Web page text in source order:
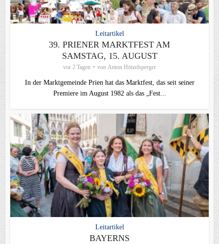
Leitartikel
39. PRIENER MARKTFEST AM
SAMSTAG, 15. AUGUST
vor 2 Tagen von Anton Hötzelsperger
In der Marktgemeinde Prien hat das Marktfest, das seit seiner
Premiere im August 1982 als das „Fest...
Leitartikel
BAYERNS